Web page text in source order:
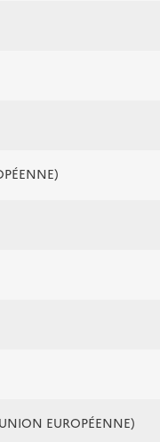
EUROPÉENNE)